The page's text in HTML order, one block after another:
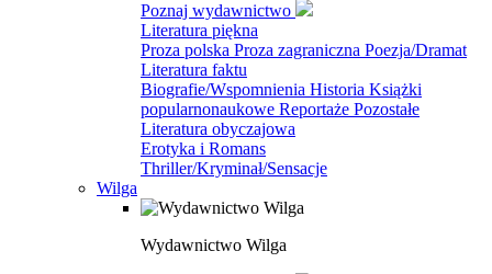
Poznaj wydawnictwo
Literatura piękna
Proza polska Proza zagraniczna Poezja/Dramat
Literatura faktu
Biografie/Wspomnienia Historia Książki
popularnonaukowe Reportaże Pozostałe
Literatura obyczajowa
Erotyka i Romans
Thriller/Kryminał/Sensacje
Wilga
Wydawnictwo Wilga